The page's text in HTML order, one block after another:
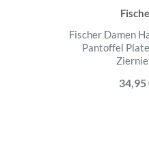
Fischer Damen
Pantoffel
34,95